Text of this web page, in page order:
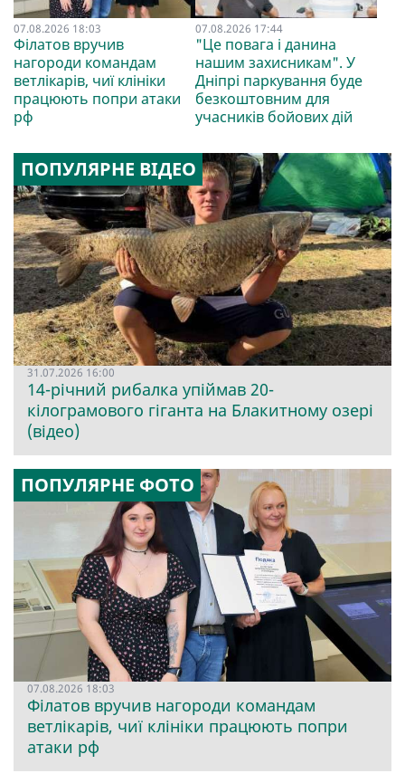
07.08.2026 18:03
Філатов вручив
нагороди командам
ветлікарів, чиї клініки
працюють попри атаки
рф
07.08.2026 17:44
"Це повага і данина
нашим захисникам". У
Дніпрі паркування буде
безкоштовним для
учасників бойових дій
ПОПУЛЯРНЕ ВІДЕО
31.07.2026 16:00
14-річний рибалка упіймав 20-
кілограмового гіганта на Блакитному озері
(відео)
ПОПУЛЯРНЕ ФОТО
07.08.2026 18:03
Філатов вручив нагороди командам
ветлікарів, чиї клініки працюють попри
атаки рф